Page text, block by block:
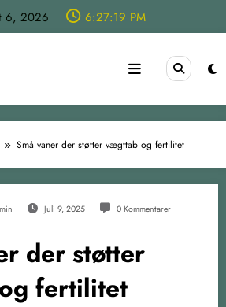
6, 2026 6:27:19 PM
Små vaner der støtter vægttab og fertilitet
Juli 9, 2025 0 Kommentarer
der støtter
fertilitet